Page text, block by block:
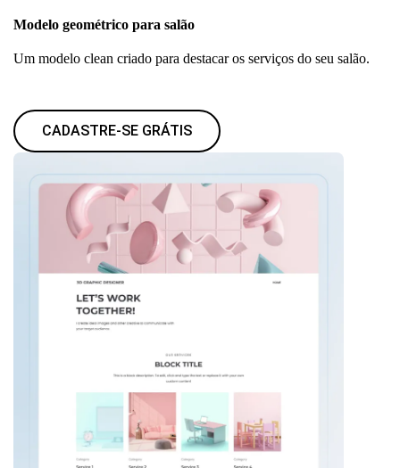
Modelo geométrico para salão
Um modelo clean criado para destacar os serviços do seu salão.
CADASTRE-SE GRÁTIS